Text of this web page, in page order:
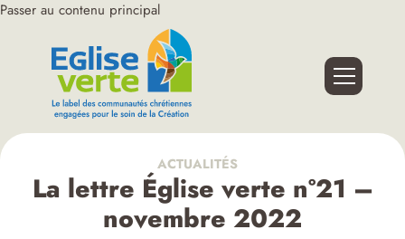
Passer au contenu principal
ACTUALITÉS
La lettre Église verte n°21 –
novembre 2022